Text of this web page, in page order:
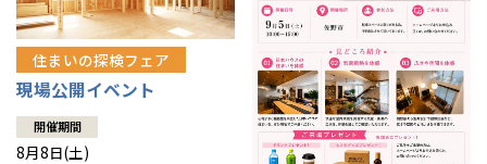
住まいの探検フェア
現場公開イベント
開催期間
8月8日(土)